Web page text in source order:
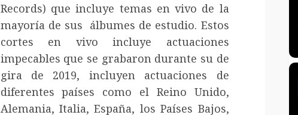
Records) que incluye temas en vivo de la
mayoría de sus álbumes de estudio. Estos
cortes en vivo incluye actuaciones
impecables que se grabaron durante su de
gira de 2019, incluyen actuaciones de
diferentes países como el Reino Unido,
Alemania, Italia, España, los Países Bajos,